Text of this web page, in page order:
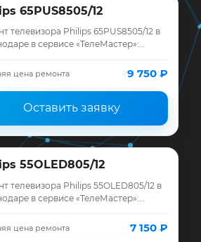
65PUS8505/12
телевизора Philips 65PUS8505/12 в
в сервисе «ТелеМастер»:
запчасти и гарантия до 12
цена ремонта 9 750 ₽
Оставить заявку
55OLED805/12
телевизора Philips 55OLED805/12 в
в сервисе «ТелеМастер»:
запчасти и гарантия до 12
цена ремонта 7 150 ₽